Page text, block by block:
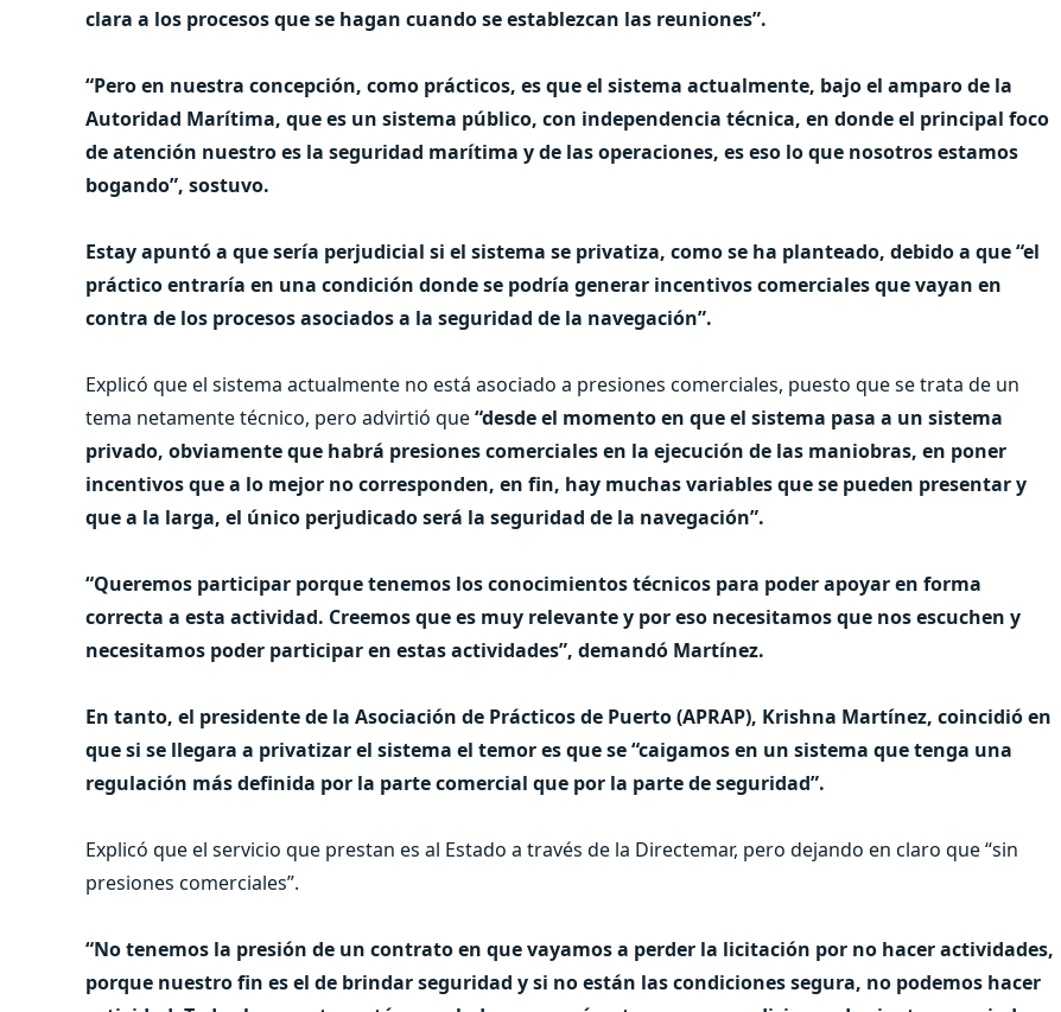
clara a los procesos que se hagan cuando se establezcan las reuniones”.
“Pero en nuestra concepción, como prácticos, es que el sistema actualmente, bajo el amparo de la
Autoridad Marítima, que es un sistema público, con independencia técnica, en donde el principal foco
de atención nuestro es la seguridad marítima y de las operaciones, es eso lo que nosotros estamos
bogando”, sostuvo.
Estay apuntó a que sería perjudicial si el sistema se privatiza, como se ha planteado, debido a que “el
práctico entraría en una condición donde se podría generar incentivos comerciales que vayan en
contra de los procesos asociados a la seguridad de la navegación”.
Explicó que el sistema actualmente no está asociado a presiones comerciales, puesto que se trata de un
tema netamente técnico, pero advirtió que“desde el momento en que el sistema pasa a un sistema
privado, obviamente que habrá presiones comerciales en la ejecución de las maniobras, en poner
incentivos que a lo mejor no corresponden, en fin, hay muchas variables que se pueden presentar y
que a la larga, el único perjudicado será la seguridad de la navegación”.
“Queremos participar porque tenemos los conocimientos técnicos para poder apoyar en forma
correcta a esta actividad. Creemos que es muy relevante y por eso necesitamos que nos escuchen y
necesitamos poder participar en estas actividades”, demandó Martínez.
En tanto, el presidente de la Asociación de Prácticos de Puerto (APRAP), Krishna Martínez, coincidió en
que si se llegara a privatizar el sistema el temor es que se “caigamos en un sistema que tenga una
regulación más definida por la parte comercial que por la parte de seguridad”.
Explicó que el servicio que prestan es al Estado a través de la Directemar, pero dejando en claro que “sin
presiones comerciales”.
“No tenemos la presión de un contrato en que vayamos a perder la licitación por no hacer actividades,
porque nuestro fin es el de brindar seguridad y si no están las condiciones segura, no podemos hacer